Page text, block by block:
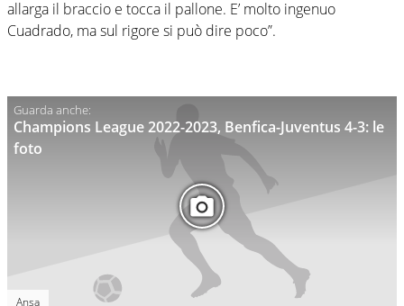
allarga il braccio e tocca il pallone. E’ molto ingenuo
Cuadrado, ma sul rigore si può dire poco”.
Champions League 2022-2023, Benfica-Juventus 4-3: le
foto
Ansa